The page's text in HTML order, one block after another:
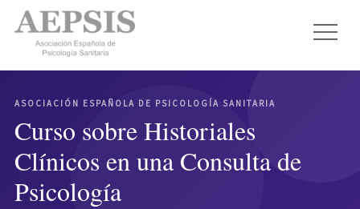
ASOCIACIÓN ESPAÑOLA DE PSICOLOGÍA SANITARIA
Curso sobre Historiales
Clínicos en una Consulta de
Psicología